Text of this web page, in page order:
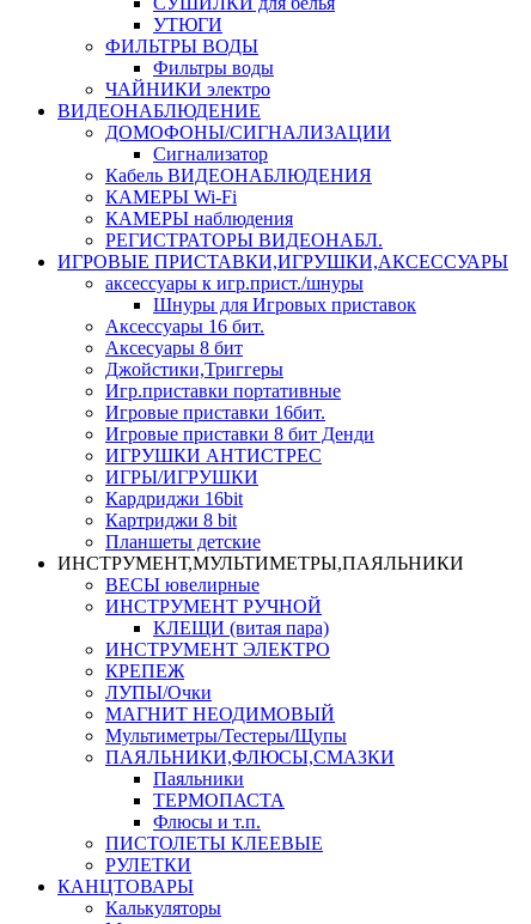
УТЮГИ
ФИЛЬТРЫ ВОДЫ
Фильтры воды
ЧАЙНИКИ электро
ВИДЕОНАБЛЮДЕНИЕ
ДОМОФОНЫ/СИГНАЛИЗАЦИИ
Сигнализатор
Кабель ВИДЕОНАБЛЮДЕНИЯ
КАМЕРЫ Wi-Fi
КАМЕРЫ наблюдения
РЕГИСТРАТОРЫ ВИДЕОНАБЛ.
ИГРОВЫЕ ПРИСТАВКИ,ИГРУШКИ,АКСЕССУАРЫ
аксесcуары к игр.прист./шнуры
Шнуры для Игровых приставок
Аксессуары 16 бит.
Аксесуары 8 бит
Джойстики,Триггеры
Игр.приставки портативные
Игровые приставки 16бит.
Игровые приставки 8 бит Денди
ИГРУШКИ АНТИСТРЕС
ИГРЫ/ИГРУШКИ
Кардриджи 16bit
Картриджи 8 bit
Планшеты детские
ИНСТРУМЕНТ,МУЛЬТИМЕТРЫ,ПАЯЛЬНИКИ
ВЕСЫ ювелирные
ИНСТРУМЕНТ РУЧНОЙ
КЛЕЩИ (витая пара)
ИНСТРУМЕНТ ЭЛЕКТРО
КРЕПЕЖ
ЛУПЫ/Очки
МАГНИТ НЕОДИМОВЫЙ
Мультиметры/Тестеры/Щупы
ПАЯЛЬНИКИ,ФЛЮСЫ,СМАЗКИ
Паяльники
ТЕРМОПАСТА
Флюсы и т.п.
ПИСТОЛЕТЫ КЛЕЕВЫЕ
РУЛЕТКИ
КАНЦТОВАРЫ
Калькуляторы